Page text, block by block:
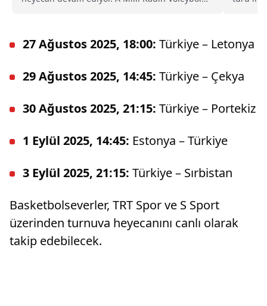
27 Ağustos 2025, 18:00: Türkiye – Letonya
29 Ağustos 2025, 14:45: Türkiye – Çekya
30 Ağustos 2025, 21:15: Türkiye – Portekiz
1 Eylül 2025, 14:45: Estonya – Türkiye
3 Eylül 2025, 21:15: Türkiye – Sırbistan
Basketbolseverler, TRT Spor ve S Sport
üzerinden turnuva heyecanını canlı olarak
takip edebilecek.